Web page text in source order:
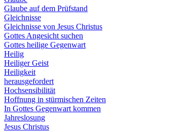
Glaube auf dem Prüfstand
Gleichnisse
Gleichnisse von Jesus Christus
Gottes Angesicht suchen
Gottes heilige Gegenwart
Heilig
Heiliger Geist
Heiligkeit
herausgefordert
Hochsensibilität
Hoffnung in stürmischen Zeiten
In Gottes Gegenwart kommen
Jahreslosung
Jesus Christus